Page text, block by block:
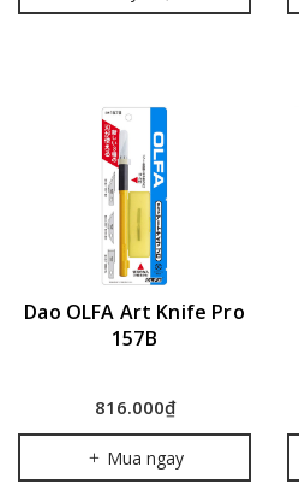
Dao OLFA Art Knife Pro
157B
816.000₫
Mua ngay